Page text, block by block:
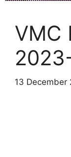
VMC
13 December